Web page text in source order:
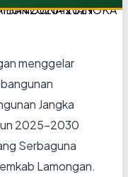
menggelar
Jangka
2025–2030
Serbaguna
Lamongan.